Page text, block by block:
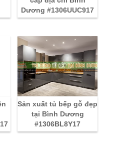
Dương #1306UUC917
Sản xuất tủ bếp gỗ đẹp
tại Bình Dương
#1306BL8Y17